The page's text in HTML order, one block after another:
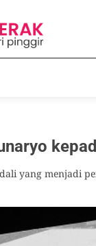
yang menjadi